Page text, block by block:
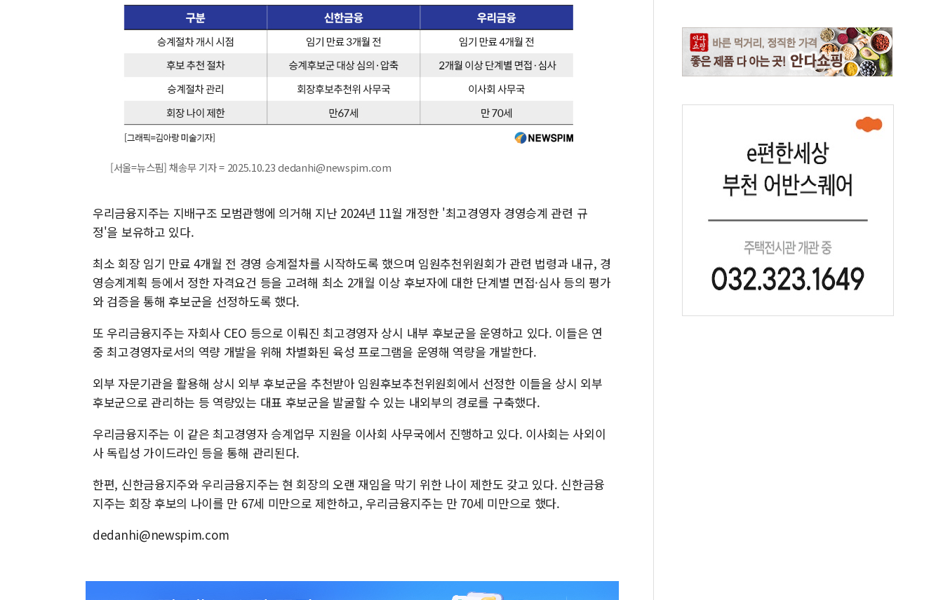
[서울=뉴스핌] 채송무 기자 = 2025.10.23 dedanhi@newspim.com
우리금융지주는 지배구조 모범관행에 의거해 지난 2024년 11월 개정한 '최고경영자 경영승계 관련 규
정'을 보유하고 있다.
최소 회장 임기 만료 4개월 전 경영 승계절차를 시작하도록 했으며 임원추천위원회가 관련 법령과 내규, 경
영승계계획 등에서 정한 자격요건 등을 고려해 최소 2개월 이상 후보자에 대한 단계별 면접·심사 등의 평가
와 검증을 통해 후보군을 선정하도록 했다.
또 우리금융지주는 자회사 CEO 등으로 이뤄진 최고경영자 상시 내부 후보군을 운영하고 있다. 이들은 연
중 최고경영자로서의 역량 개발을 위해 차별화된 육성 프로그램을 운영해 역량을 개발한다.
외부 자문기관을 활용해 상시 외부 후보군을 추천받아 임원후보추천위원회에서 선정한 이들을 상시 외부
후보군으로 관리하는 등 역량있는 대표 후보군을 발굴할 수 있는 내외부의 경로를 구축했다.
우리금융지주는 이 같은 최고경영자 승계업무 지원을 이사회 사무국에서 진행하고 있다. 이사회는 사외이
사 독립성 가이드라인 등을 통해 관리된다.
한편, 신한금융지주와 우리금융지주는 현 회장의 오랜 재임을 막기 위한 나이 제한도 갖고 있다. 신한금융
지주는 회장 후보의 나이를 만 67세 미만으로 제한하고, 우리금융지주는 만 70세 미만으로 했다.
dedanhi@newspim.com